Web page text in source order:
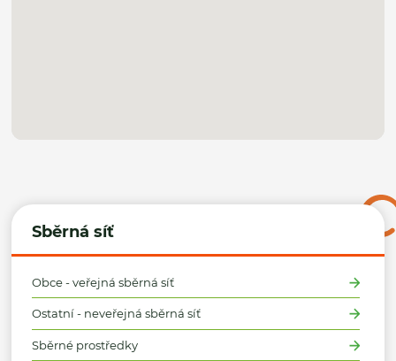
Sběrná síť
Obce - veřejná sběrná síť
Ostatní - neveřejná sběrná síť
Sběrné prostředky